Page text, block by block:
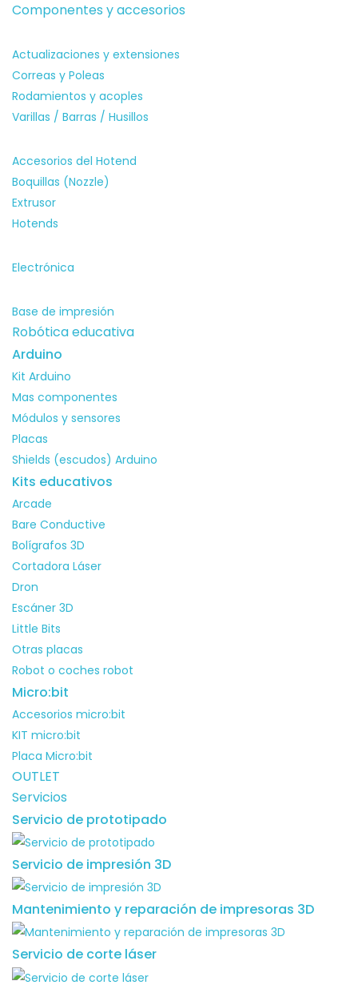
Componentes y accesorios
Actualizaciones y extensiones
Correas y Poleas
Rodamientos y acoples
Varillas / Barras / Husillos
Accesorios del Hotend
Boquillas (Nozzle)
Extrusor
Hotends
Electrónica
Base de impresión
Robótica educativa
Arduino
Kit Arduino
Mas componentes
Módulos y sensores
Placas
Shields (escudos) Arduino
Kits educativos
Arcade
Bare Conductive
Bolígrafos 3D
Cortadora Láser
Dron
Escáner 3D
Little Bits
Otras placas
Robot o coches robot
Micro:bit
Accesorios micro:bit
KIT micro:bit
Placa Micro:bit
OUTLET
Servicios
Servicio de prototipado
Servicio de impresión 3D
Mantenimiento y reparación de impresoras 3D
Servicio de corte láser